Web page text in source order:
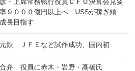
・上席常務執行役員ＣＦＯ決算会見要
９０００億円以上へ USSが稼ぎ頭
長目指す
鉄 ＪＦＥなど試作成功、国内初
弁 役員に赤木・岩野・髙橋氏